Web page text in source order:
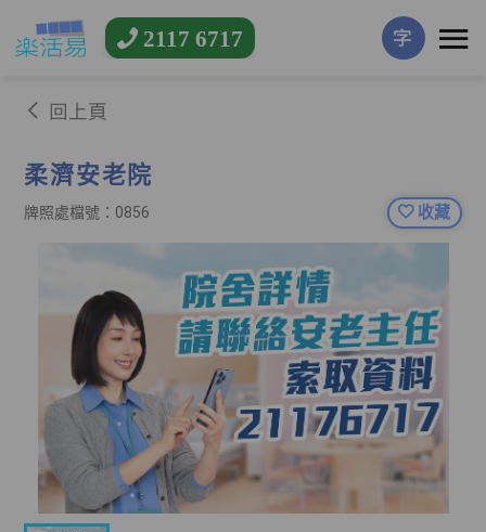
2117 6717 字
回上頁
柔濟安老院
牌照處檔號：0856 收藏